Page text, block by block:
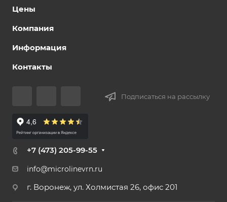
Цены
Компания
Информация
Контакты
Подписаться на рассылку
+7 (473) 205-99-55
info@microlinevrn.ru
г. Воронеж, ул. Холмистая 26, офис 201